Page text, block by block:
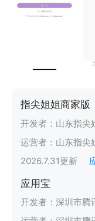
指尖姐姐商家版
开发者： 山东指尖
运营者： 山东指尖
2026.7.31更新
应用宝
开发者： 深圳市腾